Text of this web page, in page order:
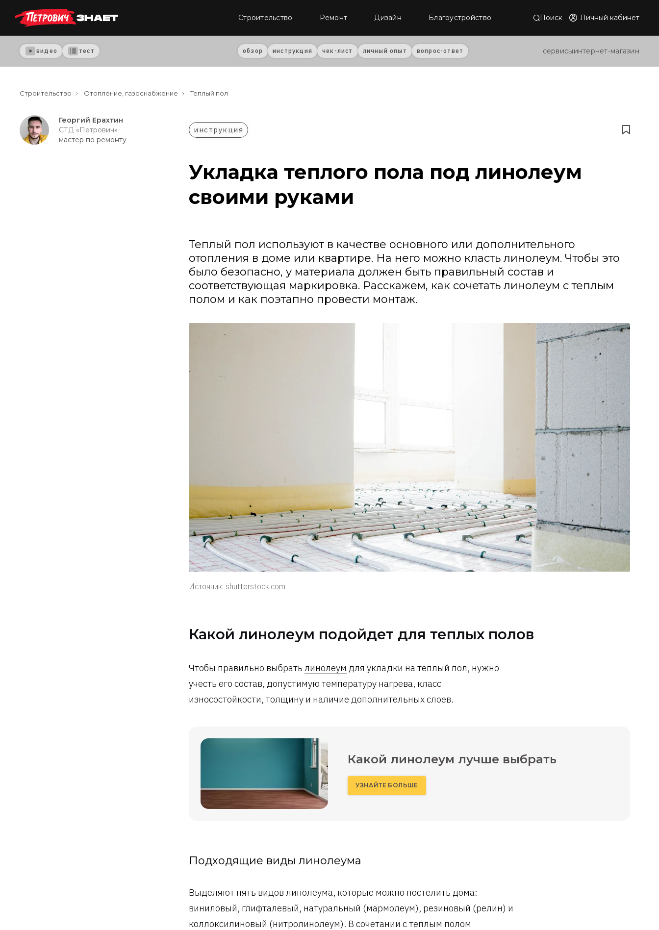
Строительство Ремонт Дизайн Благоустройство Поиск Личный кабинет
видео тест обзор инструкция чек-лист личный опыт вопрос-ответ сервисыинтернет-магазин
Строительство Отопление, газоснабжение Теплый пол
Георгий Ерахтин
СТД «Петрович»
мастер по ремонту
инструкция
Укладка теплого пола под линолеум
своими руками
Теплый пол используют в качестве основного или дополнительного
отопления в доме или квартире. На него можно класть линолеум. Чтобы это
было безопасно, у материала должен быть правильный состав и
соответствующая маркировка. Расскажем, как сочетать линолеум с теплым
полом и как поэтапно провести монтаж.
Источник: shutterstock.com
Какой линолеум подойдет для теплых полов
Чтобы правильно выбрать линолеум для укладки на теплый пол, нужно
учесть его состав, допустимую температуру нагрева, класс
износостойкости, толщину и наличие дополнительных слоев.
Какой линолеум лучше выбрать
УЗНАЙТЕ БОЛЬШЕ
Подходящие виды линолеума
Выделяют пять видов линолеума, которые можно постелить дома:
виниловый, глифталевый, натуральный (мармолеум), резиновый (релин) и
коллоксилиновый (нитролинолеум). В сочетании с теплым полом